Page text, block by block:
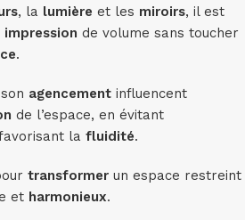
, la lumière et les miroirs, il est
impression de volume sans toucher
.
agencement influencent
de l’espace, en évitant
la fluidité.
transformer un espace restreint
et harmonieux.